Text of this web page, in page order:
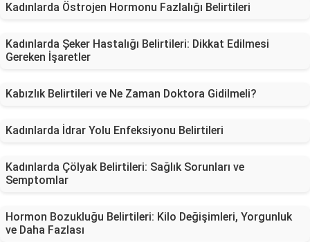
Kadınlarda Östrojen Hormonu Fazlalığı Belirtileri
Kadınlarda Şeker Hastalığı Belirtileri: Dikkat Edilmesi
Gereken İşaretler
Kabızlık Belirtileri ve Ne Zaman Doktora Gidilmeli?
Kadınlarda İdrar Yolu Enfeksiyonu Belirtileri
Kadınlarda Çölyak Belirtileri: Sağlık Sorunları ve
Semptomlar
Hormon Bozukluğu Belirtileri: Kilo Değişimleri, Yorgunluk
ve Daha Fazlası